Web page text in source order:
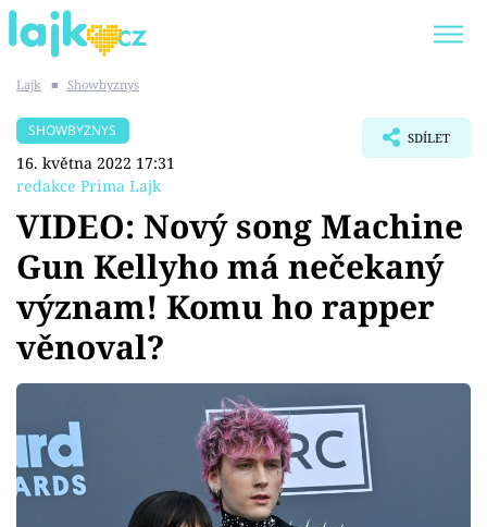
SHOPAHOLICADEL
Témata
Showbyznys
Youtubeři
Virály
Sex a vztahy
Lajk ■ Showbyznys
SHOWBYZNYS
16. května 2022 17:31
redakce Prima Lajk
SDÍLET
VIDEO: Nový song Machine
Gun Kellyho má nečekaný
význam! Komu ho rapper
věnoval?